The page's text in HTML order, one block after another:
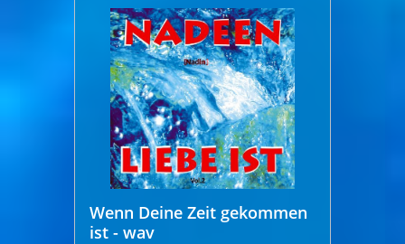
Wenn Deine Zeit gekommen
ist - wav